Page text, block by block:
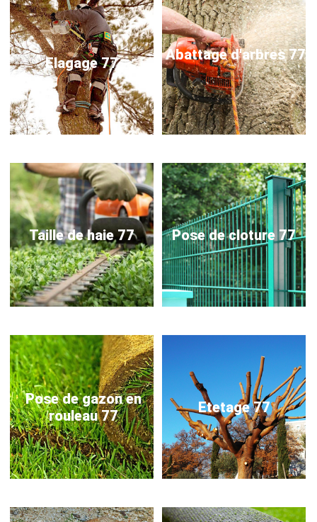
Elagage 77 Abattage d'arbres 77
Taille de haie 77 Pose de cloture 77
Pose de gazon en
rouleau 77
Etetage 77